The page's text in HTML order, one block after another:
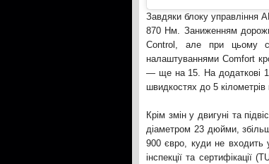
Завдяки блоку управління
870 Нм. Заниженням
Control, але при цьому
налаштуваннями Comfort
— ще на 15. На додаткові
швидкостях до 5 кілометрів
Крім змін у двигуні та
діаметром 23 дюйми,
900 євро, куди не входить
інспекції та